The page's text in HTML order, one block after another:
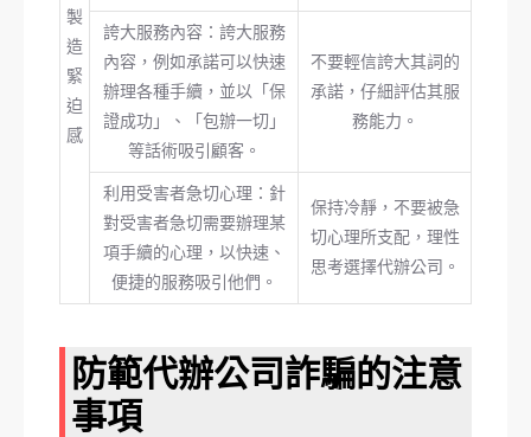
製
造
緊
迫
感
誇大服務內容：誇大服務
內容，例如承諾可以快速
辦理各種手續，並以「保
證成功」、「包辦一切」
等話術吸引顧客。
不要輕信誇大其詞的
承諾，仔細評估其服
務能力。
利用受害者急切心理：針
對受害者急切需要辦理某
項手續的心理，以快速、
便捷的服務吸引他們。
保持冷靜，不要被急
切心理所支配，理性
思考選擇代辦公司。
防範代辦公司詐騙的注意
事項